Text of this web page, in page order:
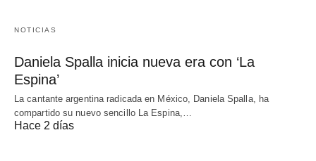
NOTICIAS
Daniela Spalla inicia nueva era con ‘La
Espina’
La cantante argentina radicada en México, Daniela Spalla, ha
compartido su nuevo sencillo La Espina,…
Hace 2 días